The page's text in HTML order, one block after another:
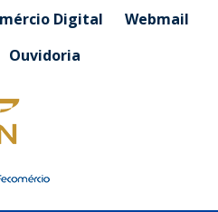
Digital
Webmail
Ouvidoria